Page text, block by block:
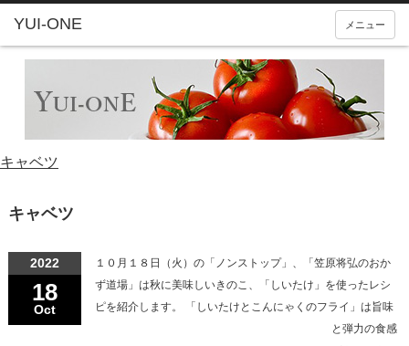
YUI-ONE メニュー
キャベツ
キャベツ
2022
18
Oct
１０月１８日（火）の「ノンストップ」、「笠原将弘のおか
ず道場」は秋に美味しいきのこ、「しいたけ」を使ったレシ
ピを紹介します。 「しいたけとこんにゃくのフライ」は旨味
と弾力の食感